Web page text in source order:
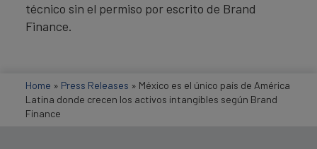
técnico sin el permiso por escrito de Brand
Finance.
Home » Press Releases » México es el único país de América
Latina donde crecen los activos intangibles según Brand
Finance